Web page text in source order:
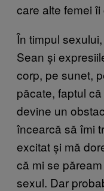
care alte femei
În timpul
Sean și
corp, pe sunet,
păcate, faptul
devine un
încearcă să îmi
excitat și mă
că mi se
sexul. Dar